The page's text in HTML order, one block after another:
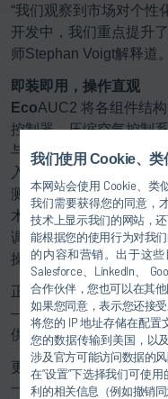
我们使用 Cookie、类
本网站会使用 Cookie、类
我们需要获得您的同意，
技术上显示我们的网站，
能根据您的使用行为对我
的内容和营销。出于这
Salesforce、LinkedIn、
合作伙伴，您也可以在其他
如果您同意，表示您还接
将您的 IP 地址存储在配
您的数据传输到美国，以
涉及官方可能访问数据的
在“设置”下选择我们可使
利的相关信息（例如撤销同
“我们观察到市场对个性
开发中，我们重点提升
师Stephan Voigt解释道。
即装即用，操作直观
EcoAUC2 将各组件结
控制器、压缩空气控制
与安全PLC接口。与前
入杜尔 ready2integrate
测试、获认证的控制单
术量身定制，无需任何
调试。配备超大显示屏
操作化繁为简。
正因如此，EcoAUC2显
——为追求工业环境下灵
供了理想之选。
更多工艺介绍、系统创
一般工业涂装技术产品手